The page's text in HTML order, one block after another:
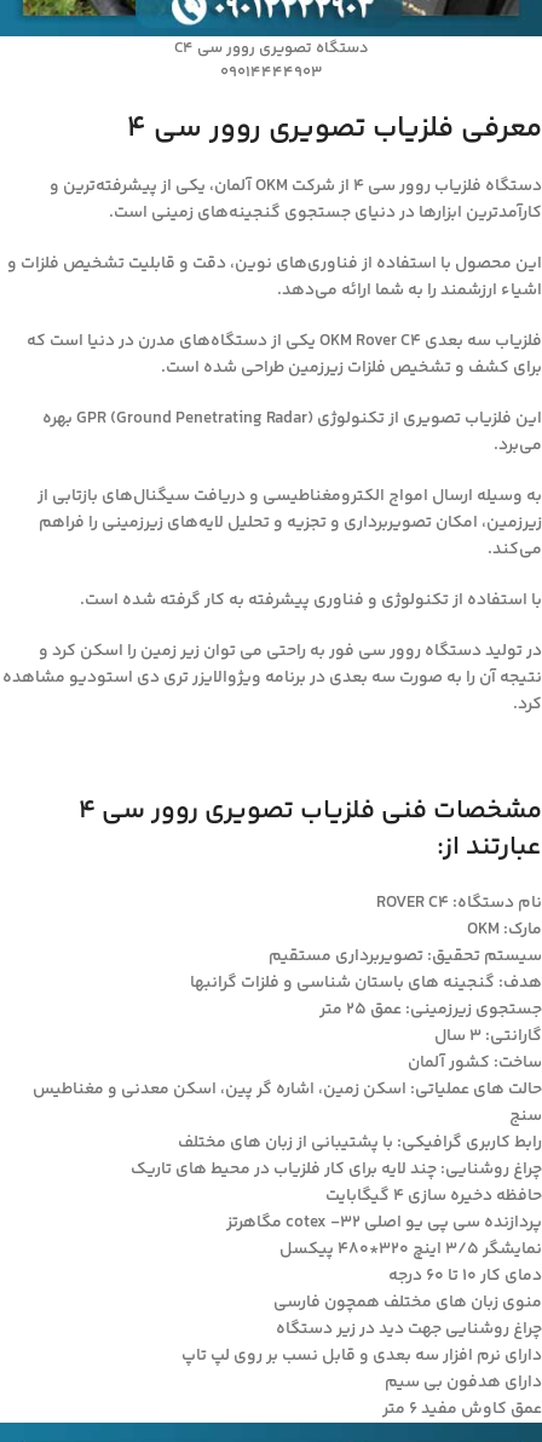
دستگاه تصویری روور سی C4
09014444903
معرفی فلزیاب تصویری روور سی 4
دستگاه فلزیاب روور سی 4 از شرکت OKM آلمان، یکی از پیشرفته‌ترین و
کارآمدترین ابزارها در دنیای جستجوی گنجینه‌های زمینی است.
این محصول با استفاده از فناوری‌های نوین، دقت و قابلیت تشخیص فلزات و
اشیاء ارزشمند را به شما ارائه می‌دهد.
فلزیاب سه بعدی OKM Rover C4 یکی از دستگاه‌های مدرن در دنیا است که
برای کشف و تشخیص فلزات زیرزمین طراحی شده است.
این فلزیاب تصویری از تکنولوژی GPR (Ground Penetrating Radar) بهره
می‌برد.
به وسیله ارسال امواج الکترومغناطیسی و دریافت سیگنال‌های بازتابی از
زیرزمین، امکان تصویربرداری و تجزیه و تحلیل لایه‌های زیرزمینی را فراهم
می‌کند.
با استفاده از تکنولوژی و فناوری پیشرفته به کار گرفته شده است.
در تولید دستگاه روور سی فور به راحتی می توان زیر زمین را اسکن کرد و
نتیجه آن را به صورت سه بعدی در برنامه ویژوالایزر تری دی استودیو مشاهده
کرد.
مشخصات فنی فلزیاب تصویری روور سی 4
عبارتند از:
نام دستگاه: ROVER C4
مارک: OKM
سیستم تحقیق: تصویربرداری مستقیم
هدف: گنجینه های باستان شناسی و فلزات گرانبها
جستجوی زیرزمینی: عمق 25 متر
گارانتی: 3 سال
ساخت: کشور آلمان
حالت های عملیاتی: اسکن زمین، اشاره گر پین، اسکن معدنی و مغناطیس
سنج
رابط کاربری گرافیکی: با پشتیبانی از زبان های مختلف
چراغ روشنایی: چند لایه برای کار فلزیاب در محیط های تاریک
حافظه دخیره سازی 4 گیگابایت
پردازنده سی پی یو اصلی cotex -32 مگاهرتز
نمایشگر 3/5 اینچ 320*480 پیکسل
دمای کار 10 تا 60 درجه
منوی زبان های مختلف همچون فارسی
چراغ روشنایی جهت دید در زیر دستگاه
دارای نرم افزار سه بعدی و قابل نسب بر روی لپ تاپ
دارای هدفون بی سیم
عمق کاوش مفید 6 متر